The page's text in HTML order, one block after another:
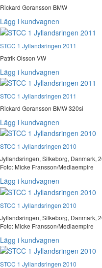
Rickard Goransson BMW
Lägg i kundvagnen
STCC 1 Jyllandsringen 2011
Patrik Olsson VW
Lägg i kundvagnen
STCC 1 Jyllandsringen 2011
Rickard Goransson BMW 320si
Lägg i kundvagnen
STCC 1 Jyllandsringen 2010
Jyllandsringen, Silkeborg, Danmark,
Foto: Micke Fransson/Mediaempire
Lägg i kundvagnen
STCC 1 Jyllandsringen 2010
Jyllandsringen, Silkeborg, Danmark,
Foto: Micke Fransson/Mediaempire
Lägg i kundvagnen
STCC 1 Jyllandsringen 2010